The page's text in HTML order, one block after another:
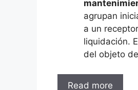
agrupan
a un
liquidación.
del objeto
Read more